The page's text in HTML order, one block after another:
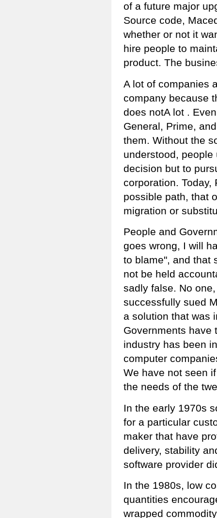
of a future major
Source code,
whether or not it
hire people to
product. The
A lot of companies
company because
does notA lot .
General, Prime,
them. Without the
understood,
decision but to
corporation. Today,
possible path, that
migration or
People and
goes wrong, I will
to blame", and that
not be held
sadly false. No
successfully sued
a solution that was
Governments have
industry has been
computer
We have not seen
the needs of the
In the early 1970s
for a particular
maker that have
delivery, stability
software provider
In the 1980s, low
quantities
wrapped